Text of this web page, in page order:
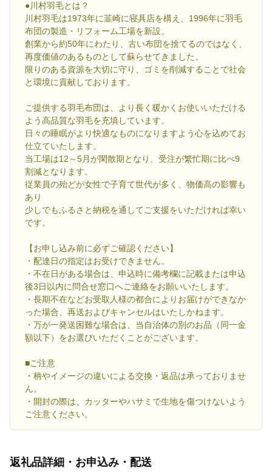
●川村羽毛とは？
川村羽毛は1973年に韮崎に寝具店を構え、1996年に羽毛
布団の製造・リフォーム工場を新設。
創業から約50年にわたり、古い布団を捨てるのではなく、
再度価値のあるものとして蘇らせてきました。
限りのある資源を大切に守り、ゴミを削減することで社会
と環境に貢献しております。
ご提供する羽毛布団は、より長く暖かくお使いいただける
よう高品質な羽毛を充填しています。
日々の睡眠がより快適なものになりますよう心を込めてお
仕立ていたします。
当工場は12～5月が閑散期となり、受注が繁忙期に比べ9
割減となります。
従業員の殆どが女性で子育て世代が多く、物価高の影響も
あり
少しでもふるさと納税を通してご支援をいただければ幸い
です。
【お申し込み前に必ずご確認ください】
・配達日の指定はお受けできません。
・不在日がある場合は、申込時に備考欄に記載または申込
後3日以内に問合せ窓口へご連絡をお願いいたします。
・長期不在などお受取人様の都合によりお届けができなか
った場合、再送およびキャンセルはいたしかねます。
・万が一発送困難な場合は、当自治体の別のお品（同一金
額以下）をお選びいただくことがございます。
■ご注意
・柄やイメージの違いによる交換・返品は承っておりませ
ん。
・開封の際は、カッターやハサミで生地を傷つけないよう
ご注意ください。
返礼品詳細・お申込み・配送